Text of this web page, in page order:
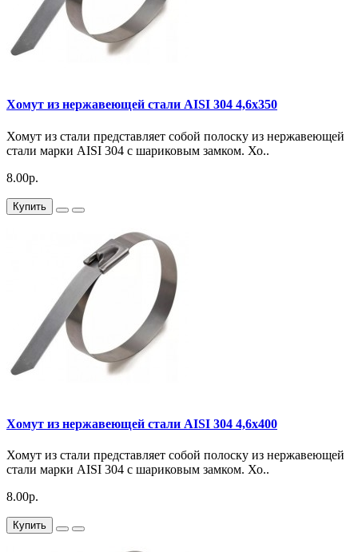
Хомут из нержавеющей стали AISI 304 4,6х350
Хомут из стали представляет собой полоску из нержавеющей
стали марки AISI 304 с шариковым замком. Хо..
8.00р.
Купить
Хомут из нержавеющей стали AISI 304 4,6х400
Хомут из стали представляет собой полоску из нержавеющей
стали марки AISI 304 с шариковым замком. Хо..
8.00р.
Купить